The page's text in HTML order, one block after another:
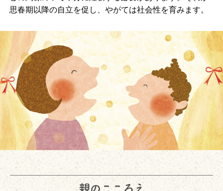
思春期以降の自立を促し、やがては社会性を育みます。
親のこころえ